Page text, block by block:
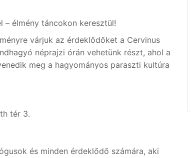
– élmény táncokon keresztül!
várjuk az érdeklődőket a Cervinus
néprajzi órán vehetünk részt, ahol a
meg a hagyományos paraszti kultúra
tér 3.
és minden érdeklődő számára, aki